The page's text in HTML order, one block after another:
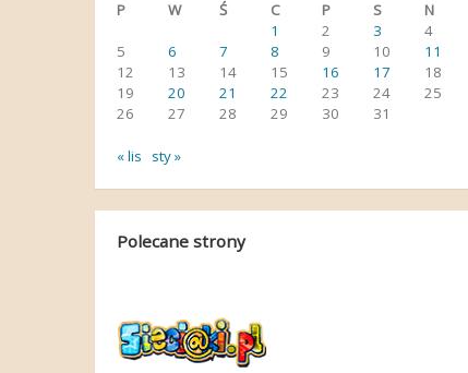
P
W Ś C P S
N
1
2 3
4
5
6 7 8 9 10
11
12
13 14 15 16 17
18
19
20 21 22 23 24
25
26
27 28 29 30 31
« lis sty »
Polecane strony